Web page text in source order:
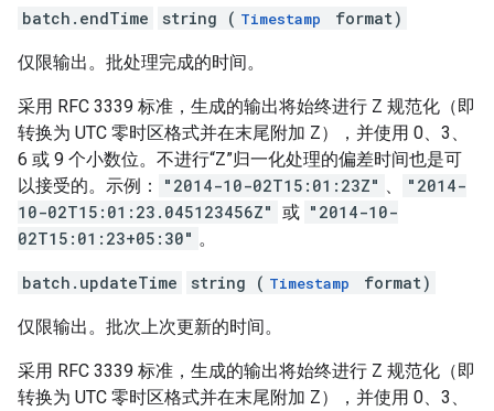
batch.endTime string ( Timestamp format)
仅限输出。批处理完成的时间。
采用 RFC 3339 标准，生成的输出将始终进行 Z 规范化（即
转换为 UTC 零时区格式并在末尾附加 Z），并使用 0、3、
6 或 9 个小数位。不进行“Z”归一化处理的偏差时间也是可
以接受的。示例：
"2014-10-02T15:01:23Z" 、
"2014-
10-02T15:01:23.045123456Z" 或 "2014-10-
02T15:01:23+05:30" 。
batch.updateTime string ( Timestamp format)
仅限输出。批次上次更新的时间。
采用 RFC 3339 标准，生成的输出将始终进行 Z 规范化（即
转换为 UTC 零时区格式并在末尾附加 Z），并使用 0、3、